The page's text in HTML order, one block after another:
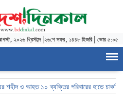
২০২৬ খ্রিস্টাব্দ| ২৬শে সফর, ১৪৪৮ হিজরি ভোর ৫:০৫
ও আহত ১০ ব্যক্তির পরিবারের হাতে চাকরির